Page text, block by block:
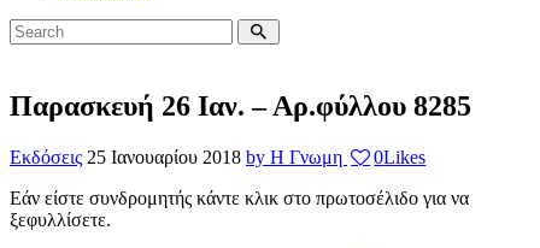
Παρασκευή 26 Ιαν. – Αρ.φύλλου 8285
Εκδόσεις 25 Ιανουαρίου 2018 by Η Γνωμη 0Likes
Εάν είστε συνδρομητής κάντε κλικ στο πρωτοσέλιδο για να
ξεφυλλίσετε.